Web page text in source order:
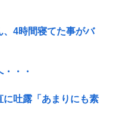
、4時間寝てた事がバ
・・
吐露「あまりにも素